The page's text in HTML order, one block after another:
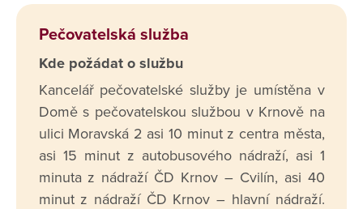
Pečovatelská služba
Kde požádat o službu
Kancelář pečovatelské služby je umístěna v
Domě s pečovatelskou službou v Krnově na
ulici Moravská 2 asi 10 minut z centra města,
asi 15 minut z autobusového nádraží, asi 1
minuta z nádraží ČD Krnov – Cvilín, asi 40
minut z nádraží ČD Krnov – hlavní nádraží.